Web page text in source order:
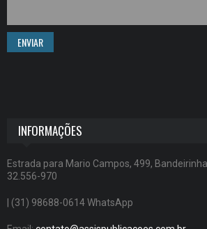
ENVIAR
INFORMAÇÕES
Estrada para Mario Campos, 499,
32.556-970
| (31) 98688-0614 WhatsApp